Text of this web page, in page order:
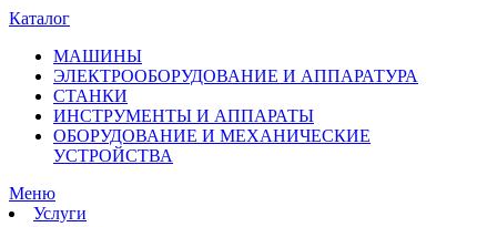
Каталог
МАШИНЫ
ЭЛЕКТРООБОРУДОВАНИЕ И АППАРАТУРА
СТАНКИ
ИНСТРУМЕНТЫ И АППАРАТЫ
ОБОРУДОВАНИЕ И МЕХАНИЧЕСКИЕ
УСТРОЙСТВА
Меню
Услуги